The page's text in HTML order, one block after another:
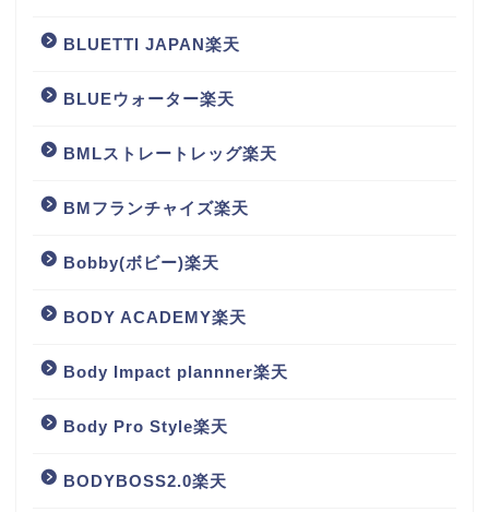
BLUETTI JAPAN楽天
BLUEウォーター楽天
BMLストレートレッグ楽天
BMフランチャイズ楽天
Bobby(ボビー)楽天
BODY ACADEMY楽天
Body Impact plannner楽天
Body Pro Style楽天
BODYBOSS2.0楽天